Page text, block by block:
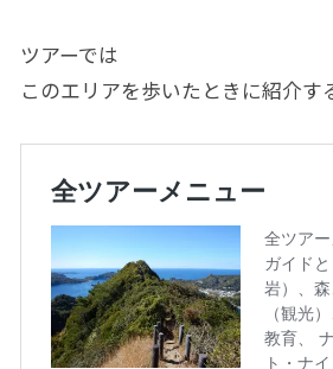
ツアーでは
このエリアを歩いたときに紹介す